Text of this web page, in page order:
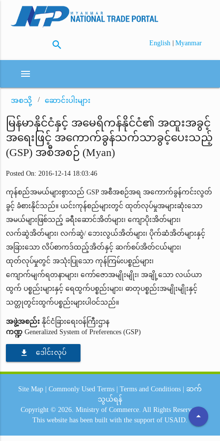
search English | Myanmar
menu
အစသို့ ဆောင်းပါးများ
မြန်မာနိုင်ငံနှင့် အမေရိကန်နိုင်ငံ၏ အထူးအခွင့်
အရေးဖြင့် အကောက်ခွန်သက်သာခွင့်ပေးသည့်
(GSP) အစီအစဉ် (Myan)
Posted On: 2016-12-14 18:03:46
ကုန်စည်အမယ်များစွာသည် GSP အစီအစဉ်အရ အကောက်ခွန်ကင်းလွတ်
ခွင့် ခံစားနိုင်သည်။ ယင်းကုန်စည်များတွင် ထုတ်လုပ်မှုအများဆုံးသော
အမယ်များဖြစ်သည့် ခရီးဆောင်အိတ်များ၊ ကျောပိုးအိတ်များ၊
လက်ဆွဲအိတ်များ၊ လက်ဆွဲ/ ဘေးလွယ်အိတ်များ၊ ပိုက်ဆံအိတ်များနှင့်
အခြားသော လိပ်စာကဒ်ထည့်အိတ်နှင့် ဆက်စပ်အိတ်ငယ်များ၊
ထုတ်လုပ်မှုတွင် အသုံးပြုသော ကုန်ကြမ်းပစ္စည်များ၊
ကျောက်မျက်ရတနာများ၊ ကော်ဇောအမျိုးမျိုး၊ အချို့သော လယ်ယာ
ထွက် ပစ္စည်းများနှင့် ရေထွက်ပစ္စည်းများ၊ ဓာတုပစ္စည်းအမျိုးမျိုးနှင့်
သတ္တုတွင်းထွက်ပစ္စည်းများပါဝင်သည်။
အဖွဲ့အစည်းနိုင်ငံခြားရေးဝန်ကြီးဌာန
ကဏ္ဍGeneralized System of Preferences (GSP)
file_download ဒေါင်းလုပ်
arrow_drop_up
Site Map Commonly Used Terms Terms and Conditions
ဆက်
သွယ်ရန်
Copyright © 2026. Ministry of Commerce. All Rights Reserved.
This website has been built with the support of USAID.